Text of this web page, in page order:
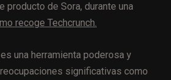
producto de Sora, durante una
recoge Techcrunch.
una herramienta poderosa y
significativas como